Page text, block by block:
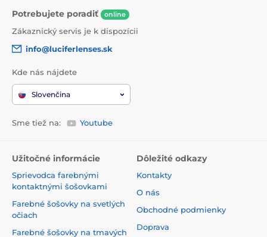
Potrebujete poradiť online
Zákaznický servis je k dispozícii
info@luciferlenses.sk
Kde nás nájdete
Slovenčina
Sme tiež na: Youtube
Užitočné informácie
Sprievodca farebnými
kontaktnými šošovkami
Farebné šošovky na svetlých
očiach
Farebné šošovky na tmavých
Dôležité odkazy
Kontakty
O nás
Obchodné podmienky
Doprava